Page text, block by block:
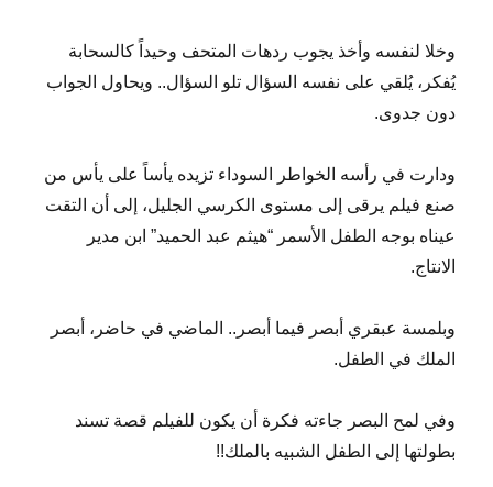
وخلا لنفسه وأخذ يجوب ردهات المتحف وحيداً كالسحابة
يُفكر، يُلقي على نفسه السؤال تلو السؤال.. ويحاول الجواب
دون جدوى.
ودارت في رأسه الخواطر السوداء تزيده يأساً على يأس من
صنع فيلم يرقى إلى مستوى الكرسي الجليل، إلى أن التقت
عيناه بوجه الطفل الأسمر “هيثم عبد الحميد” ابن مدير
الانتاج.
وبلمسة عبقري أبصر فيما أبصر.. الماضي في حاضر، أبصر
الملك في الطفل.
وفي لمح البصر جاءته فكرة أن يكون للفيلم قصة تسند
بطولتها إلى الطفل الشبيه بالملك!!